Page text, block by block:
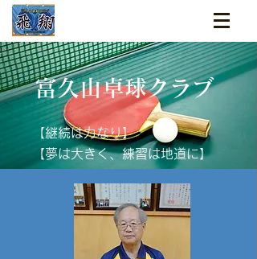
富久山卓球クラブ
【継続は力なり】
【夢は大きく、練習は地道に】